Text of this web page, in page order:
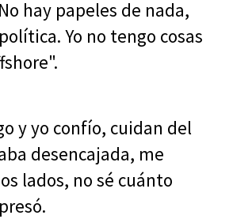
hay papeles de nada,
Yo no tengo cosas
y yo confío, cuidan del
desencajada, me
lados, no sé cuánto